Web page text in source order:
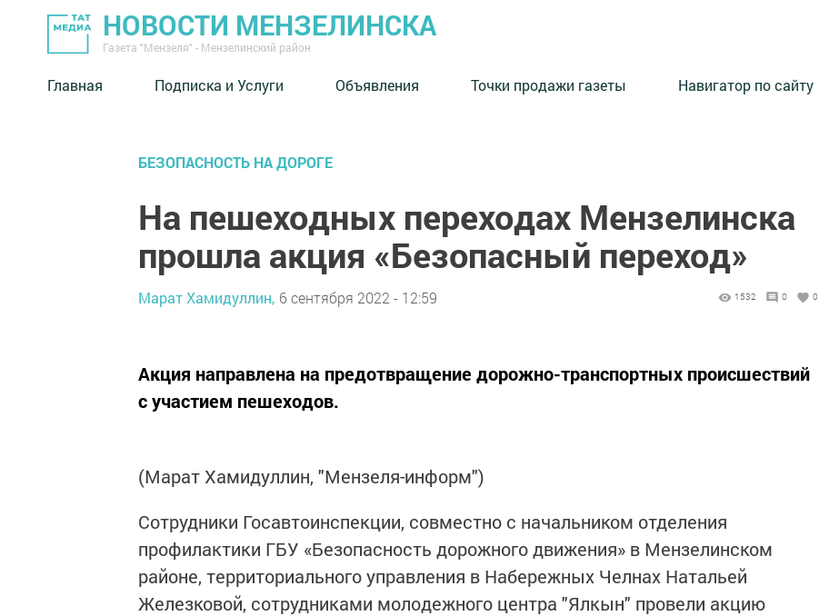
НОВОСТИ МЕНЗЕЛИНСКА
Газета "Мензеля" - Мензелинский район
Главная Подписка и Услуги Объявления Точки продажи газеты Навигатор по сайту
БЕЗОПАСНОСТЬ НА ДОРОГЕ
На пешеходных переходах Мензелинска
прошла акция «Безопасный переход»
Марат Хамидуллин, 6 сентября 2022 - 12:59 1532 0 0
Акция направлена на предотвращение дорожно-транспортных происшествий
с участием пешеходов.
(Марат Хамидуллин, "Мензеля-информ")
Сотрудники Госавтоинспекции, совместно с начальником отделения
профилактики ГБУ «Безопасность дорожного движения» в Мензелинском
районе, территориального управления в Набережных Челнах Натальей
Железковой, сотрудниками молодежного центра "Ялкын" провели акцию